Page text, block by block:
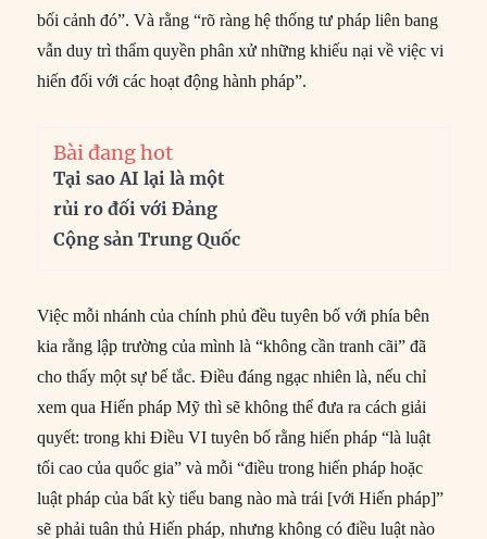
bối cảnh đó”. Và rằng “rõ ràng hệ thống tư pháp liên bang
vẫn duy trì thẩm quyền phân xử những khiếu nại về việc vi
hiến đối với các hoạt động hành pháp”.
Bài đang hot
Tại sao AI lại là một
rủi ro đối với Đảng
Cộng sản Trung Quốc
Việc mỗi nhánh của chính phủ đều tuyên bố với phía bên
kia rằng lập trường của mình là “không cần tranh cãi” đã
cho thấy một sự bế tắc. Điều đáng ngạc nhiên là, nếu chỉ
xem qua Hiến pháp Mỹ thì sẽ không thể đưa ra cách giải
quyết: trong khi Điều VI tuyên bố rằng hiến pháp “là luật
tối cao của quốc gia” và mỗi “điều trong hiến pháp hoặc
luật pháp của bất kỳ tiểu bang nào mà trái [với Hiến pháp]”
sẽ phải tuân thủ Hiến pháp, nhưng không có điều luật nào